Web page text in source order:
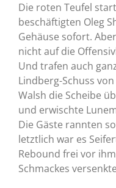
Die roten Teufel
beschäftigten Oleg
Gehäuse sofort.
nicht auf die
Und trafen auch
Lindberg-Schuss
Walsh die Scheibe
und erwischte
Die Gäste rannten
letztlich war es
Rebound frei vor
Schmackes